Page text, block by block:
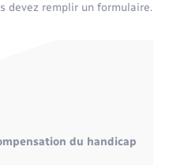
devez remplir un formulaire.
du handicap